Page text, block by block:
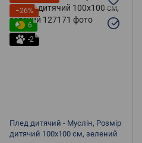
−26%
6
-2
Плед дитячий - Муслін, Розмір
дитячий 100х100 см, зелений